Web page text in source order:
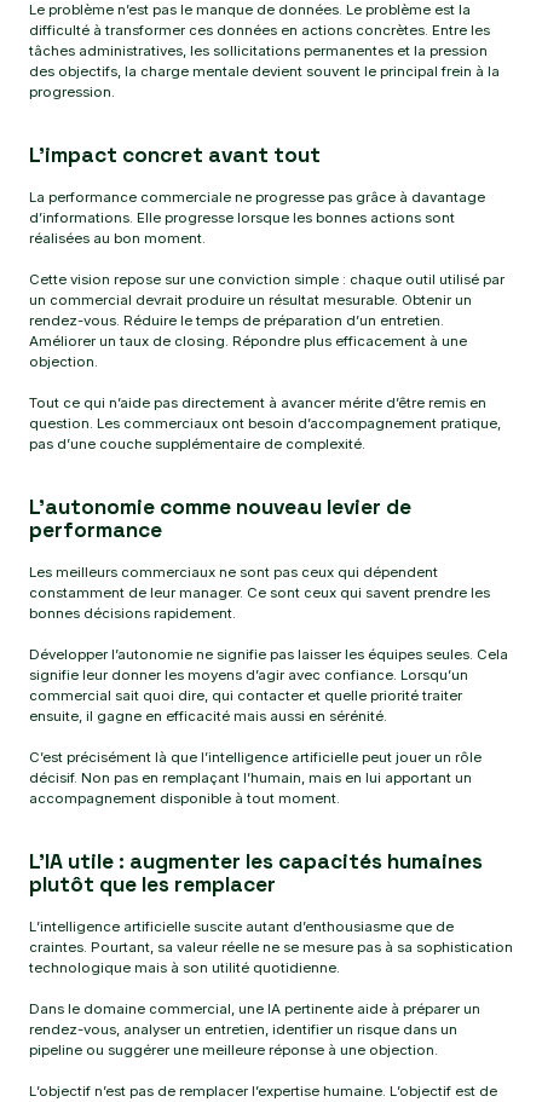
Le problème n’est pas le manque de données. Le problème est la
difficulté à transformer ces données en actions concrètes. Entre les
tâches administratives, les sollicitations permanentes et la pression
des objectifs, la charge mentale devient souvent le principal frein à la
progression.
L’impact concret avant tout
La performance commerciale ne progresse pas grâce à davantage
d’informations. Elle progresse lorsque les bonnes actions sont
réalisées au bon moment.
Cette vision repose sur une conviction simple : chaque outil utilisé par
un commercial devrait produire un résultat mesurable. Obtenir un
rendez-vous. Réduire le temps de préparation d’un entretien.
Améliorer un taux de closing. Répondre plus efficacement à une
objection.
Tout ce qui n’aide pas directement à avancer mérite d’être remis en
question. Les commerciaux ont besoin d’accompagnement pratique,
pas d’une couche supplémentaire de complexité.
L’autonomie comme nouveau levier de
performance
Les meilleurs commerciaux ne sont pas ceux qui dépendent
constamment de leur manager. Ce sont ceux qui savent prendre les
bonnes décisions rapidement.
Développer l’autonomie ne signifie pas laisser les équipes seules. Cela
signifie leur donner les moyens d’agir avec confiance. Lorsqu’un
commercial sait quoi dire, qui contacter et quelle priorité traiter
ensuite, il gagne en efficacité mais aussi en sérénité.
C’est précisément là que l’intelligence artificielle peut jouer un rôle
décisif. Non pas en remplaçant l’humain, mais en lui apportant un
accompagnement disponible à tout moment.
L’IA utile : augmenter les capacités humaines
plutôt que les remplacer
L’intelligence artificielle suscite autant d’enthousiasme que de
craintes. Pourtant, sa valeur réelle ne se mesure pas à sa sophistication
technologique mais à son utilité quotidienne.
Dans le domaine commercial, une IA pertinente aide à préparer un
rendez-vous, analyser un entretien, identifier un risque dans un
pipeline ou suggérer une meilleure réponse à une objection.
L’objectif n’est pas de remplacer l’expertise humaine. L’objectif est de